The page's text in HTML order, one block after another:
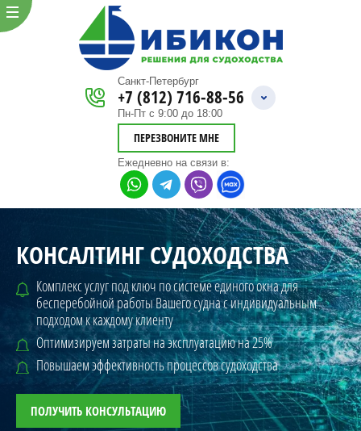
Санкт-Петербург
+7 (812) 716-88-56
Пн-Пт с 9:00 до 18:00
ПЕРЕЗВОНИТЕ МНЕ
Ежедневно на связи в:
КОНСАЛТИНГ СУДОХОДСТВА
Комплекс услуг под ключ по системе единого окна для
бесперебойнойработы Вашего судна с индивидуальным
подходом к каждому клиенту
Оптимизируем затраты на эксплуатацию на 25%
Повышаем эффективность процессов судоходства
ПОЛУЧИТЬ КОНСУЛЬТАЦИЮ